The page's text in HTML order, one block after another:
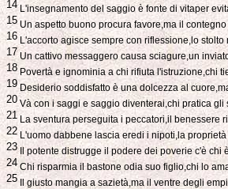
14L'insegnamento del saggio è fonte di vitaper
15 Un aspetto buono procura favore,ma il
16 L'accorto agisce sempre con riflessione,lo stolto
17 Un cattivo messaggero causa sciagure,un
18Povertà e ignominia a chi rifiuta l'istruzione,chi
19Desiderio soddisfatto è una dolcezza al
20Và con i saggi e saggio diventerai,chi pratica gli
21 La sventura perseguita i peccatori,il benessere
22L'uomo dabbene lascia eredi i nipoti,la
23Il potente distrugge il podere dei poverie c'è chi
24 Chi risparmia il bastone odia suo figlio,chi lo
25 Il giusto mangia a sazietà,ma il ventre degli